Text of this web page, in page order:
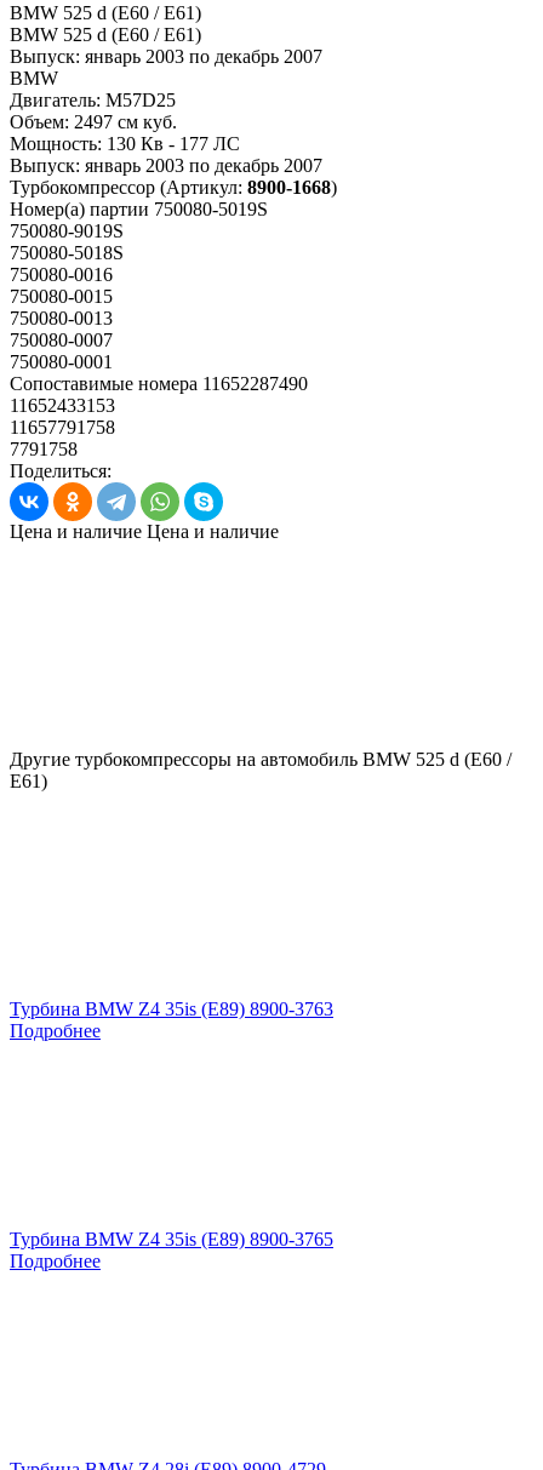
BMW 525 d (E60 / E61)
BMW 525 d (E60 / E61)
Выпуск: январь 2003 по декабрь 2007
BMW
Двигатель: M57D25
Объем: 2497 см куб.
Мощность: 130 Кв - 177 ЛС
Выпуск: январь 2003 по декабрь 2007
Турбокомпрессор (Артикул: 8900-1668)
Номер(а) партии 750080-5019S
750080-9019S
750080-5018S
750080-0016
750080-0015
750080-0013
750080-0007
750080-0001
Сопоставимые номера 11652287490
11652433153
11657791758
7791758
Поделиться:
Цена и наличие Цена и наличие
Другие турбокомпрессоры на автомобиль BMW 525 d (E60 /
E61)
Турбина BMW Z4 35is (E89) 8900-3763
Подробнее
Турбина BMW Z4 35is (E89) 8900-3765
Подробнее